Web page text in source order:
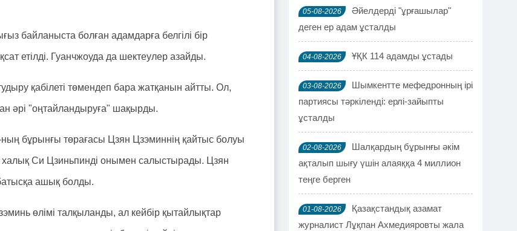
байланыста болған адамдарға белгілі бір
етілді. Гуанчжоуда да шектеулер азайды.
қабілеті төмендеп бара жатқанын айтты. Ол,
әрі "оңтайландыруға" шақырды.
ның бұрынғы төрағасы Цзян Цзэминнің қайтыс болуы
халық Си Цзиньпинді онымен салыстырады. Цзян
ашық болды.
өлімі талқыланды, ал кейбір қытайлықтар
05-08-2026
Әйелдерді "ұрғашылар"
деген ер адам ұсталды
04-08-2026 ҰҚК 114 адамды ұстады
03-08-2026
Шымкентте мефедронның ірі
партиясы тәркіленді: ерлі-зайыпты
ұсталды
02-08-2026
Шалқардың бұрынғы әкім
ақталып шығу үшін алаяққа 4 миллион
теңге берген
01-08-2026
Қазақстандық азамат
журналист Лұқпан Ахмедияровты жала